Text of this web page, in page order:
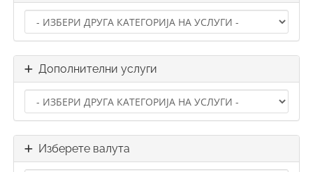
Дополнителни услуги
Изберете валута